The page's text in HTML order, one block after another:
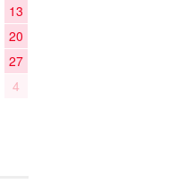
13
20
27
4